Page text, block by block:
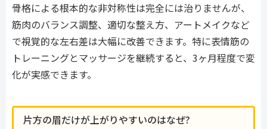
骨格による根本的な非対称性は完全には治りませんが、
筋肉のバランス調整、適切な整え方、アートメイクなど
で視覚的な左右差は大幅に改善できます。特に表情筋の
トレーニングとマッサージを継続すると、3ヶ月程度で変
化が実感できます。
片方の眉だけが上がりやすいのはなぜ?